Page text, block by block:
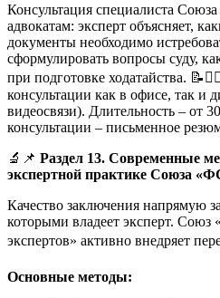
Консультация специалиста
адвокатам: эксперт объясняет,
документы необходимо
сформулировать вопросы суду,
при подготовке ходатайства.
консультации как в офисе, так и
видеосвязи). Длительность – от
консультации – письменное
🔬📌 Раздел 13. Современные
экспертной практике Союза
Качество заключения напрямую
которыми владеет эксперт. Союз
экспертов» активно внедряет
Основные методы: